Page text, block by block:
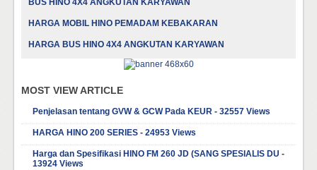
BUS HINO 4X4 ANGKUTAN KARYAWAN
HARGA MOBIL HINO PEMADAM KEBAKARAN
HARGA BUS HINO 4X4 ANGKUTAN KARYAWAN
MOST VIEW ARTICLE
Penjelasan tentang GVW & GCW Pada KEUR - 32557 Views
HARGA HINO 200 SERIES - 24953 Views
Harga dan Spesifikasi HINO FM 260 JD (SANG SPESIALIS DU -
13924 Views